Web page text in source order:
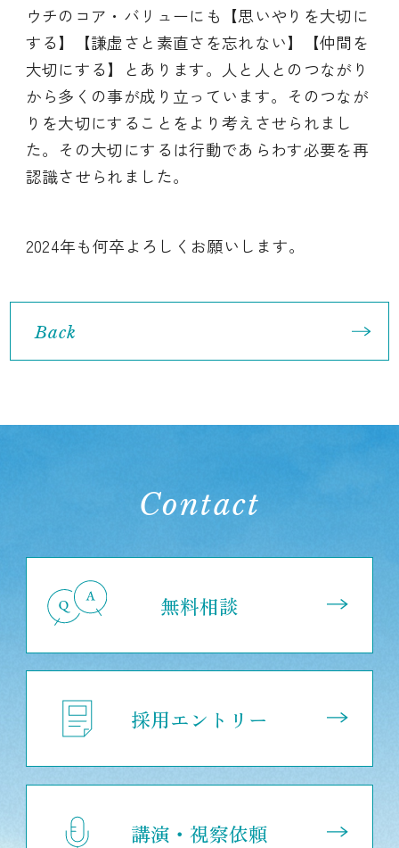
ウチのコア・バリューにも【思いやりを大切に
する】【謙虚さと素直さを忘れない】【仲間を
大切にする】とあります。人と人とのつながり
から多くの事が成り立っています。そのつなが
りを大切にすることをより考えさせられまし
た。その大切にするは行動であらわす必要を再
認識させられました。
2024年も何卒よろしくお願いします。
Back
Contact
無料相談
採用エントリー
講演・視察依頼